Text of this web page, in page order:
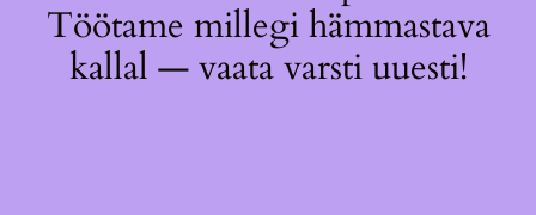
Töötame millegi hämmastava
kallal — vaata varsti uuesti!